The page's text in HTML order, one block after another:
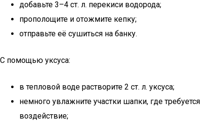
добавьте 3–4 ст. л. перекиси водорода;
прополощите и отожмите кепку;
отправьте её сушиться на банку.
С помощью уксуса:
в тепловой воде растворите 2 ст. л. уксуса;
немного увлажните участки шапки, где требуется
воздействие;